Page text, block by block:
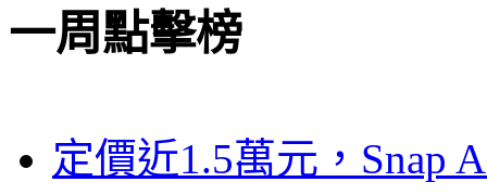
一周點擊榜
定價近1.5萬元，Snap